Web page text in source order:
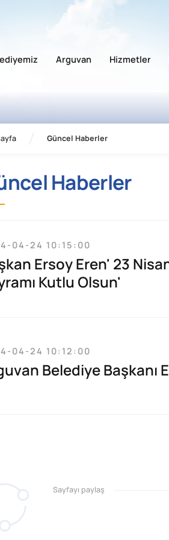
Arguvan Hizmetler
Güncel Haberler
Haberler
04-24 10:15:00
Ersoy Eren' 23
Kutlu Olsun'
04-24 10:12:00
Belediye Başkanı
Sayfayı paylaş